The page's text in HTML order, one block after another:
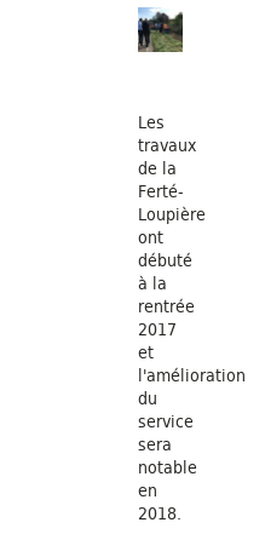
Les
travaux
de la
Ferté-
Loupière
ont
débuté
à la
rentrée
2017
et
l'amélioration
du
service
sera
notable
en
2018.